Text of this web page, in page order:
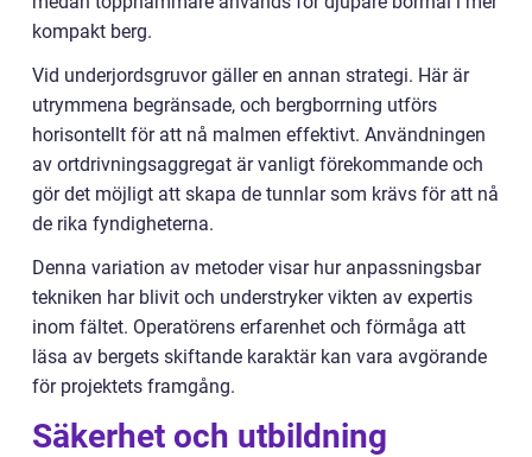
kompakt berg.
Vid underjordsgruvor gäller en annan strategi. Här är
utrymmena begränsade, och bergborrning utförs
horisontellt för att nå malmen effektivt. Användningen
av ortdrivningsaggregat är vanligt förekommande och
gör det möjligt att skapa de tunnlar som krävs för att nå
de rika fyndigheterna.
Denna variation av metoder visar hur anpassningsbar
tekniken har blivit och understryker vikten av expertis
inom fältet. Operatörens erfarenhet och förmåga att
läsa av bergets skiftande karaktär kan vara avgörande
för projektets framgång.
Säkerhet och utbildning